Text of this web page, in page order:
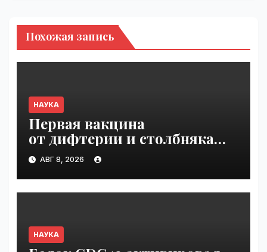
Похожая запись
НАУКА
Первая вакцина
от дифтерии и столбняка
с хранением без
холодильника прошла
первую фазу испытаний |
VseTime.ru
АВГ 8, 2026
НАУКА